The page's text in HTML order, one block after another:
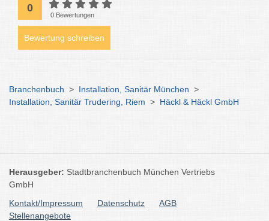
0
0 Bewertungen
Bewertung schreiben
Branchenbuch > Installation, Sanitär München >
Installation, Sanitär Trudering, Riem > Häckl & Häckl GmbH
Herausgeber: Stadtbranchenbuch München Vertriebs
GmbH
Kontakt/Impressum
Datenschutz
AGB
Stellenangebote